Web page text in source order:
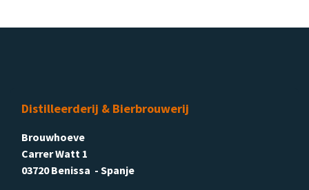
Distilleerderij & Bierbrouwerij
Brouwhoeve
Carrer Watt 1
03720 Benissa - Spanje